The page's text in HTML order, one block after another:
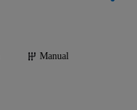
Manual